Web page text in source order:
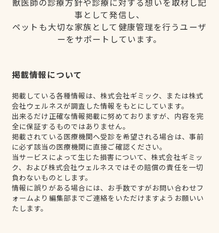
事として発信し、
ペットも大切な家族として健康管理を行うユーザ
ーをサポートしています。
掲載情報について
掲載している各種情報は、株式会社ギミック、または株式
会社ウェルネスが調査した情報をもとにしています。
出来るだけ正確な情報掲載に努めておりますが、内容を完
全に保証するものではありません。
掲載されている医療機関へ受診を希望される場合は、事前
に必ず該当の医療機関に直接ご確認ください。
当サービスによって生じた損害について、株式会社ギミッ
ク、および株式会社ウェルネスではその賠償の責任を一切
負わないものとします。
情報に誤りがある場合には、お手数ですがお問い合わせフ
ォームより編集部までご連絡をいただけますようお願いい
たします。